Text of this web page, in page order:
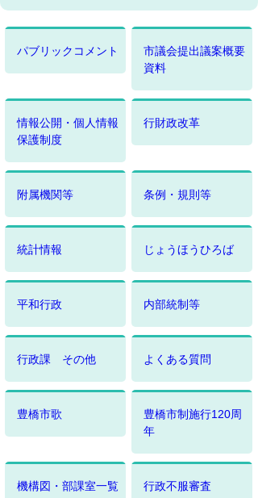
パブリックコメント
市議会提出議案概要
資料
情報公開・個人情報
保護制度
行財政改革
附属機関等 条例・規則等
統計情報 じょうほうひろば
平和行政 内部統制等
行政課 その他 よくある質問
豊橋市歌
豊橋市制施行120周
年
機構図・部課室一覧 行政不服審査